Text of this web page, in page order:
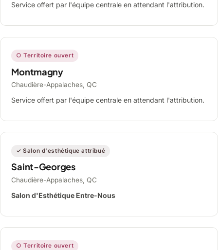
Service offert par l'équipe centrale en attendant l'attribution.
○ Territoire ouvert
Montmagny
Chaudière-Appalaches, QC
Service offert par l'équipe centrale en attendant l'attribution.
✓ Salon d'esthétique attribué
Saint-Georges
Chaudière-Appalaches, QC
Salon d'Esthétique Entre-Nous
○ Territoire ouvert